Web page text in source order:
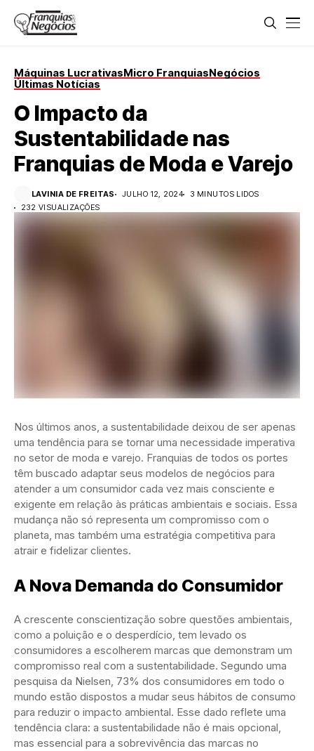
Máquinas LucrativasMicro FranquiasNegócios
Últimas Notícias
O Impacto da
Sustentabilidade nas
Franquias de Moda e Varejo
LAVINIA DE FREITAS JULHO 12, 2024
3 MINUTOS LIDOS
232 VISUALIZAÇÕES
Nos últimos anos, a sustentabilidade deixou de ser apenas
uma tendência para se tornar uma necessidade imperativa
no setor de moda e varejo. Franquias de todos os portes
têm buscado adaptar seus modelos de negócios para
atender a um consumidor cada vez mais consciente e
exigente em relação às práticas ambientais e sociais. Essa
mudança não só representa um compromisso com o
planeta, mas também uma estratégia competitiva para
atrair e fidelizar clientes.
A Nova Demanda do Consumidor
A crescente conscientização sobre questões ambientais,
como a poluição e o desperdício, tem levado os
consumidores a escolherem marcas que demonstram um
compromisso real com a sustentabilidade. Segundo uma
pesquisa da Nielsen, 73% dos consumidores em todo o
mundo estão dispostos a mudar seus hábitos de consumo
para reduzir o impacto ambiental. Esse dado reflete uma
tendência clara: a sustentabilidade não é mais opcional,
mas essencial para a sobrevivência das marcas no